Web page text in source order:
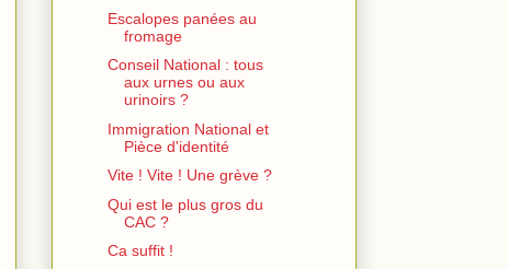
Escalopes panées au
fromage
Conseil National : tous
aux urnes ou aux
urinoirs ?
Immigration National et
Pièce d'identité
Vite ! Vite ! Une grève ?
Qui est le plus gros du
CAC ?
Ca suffit !